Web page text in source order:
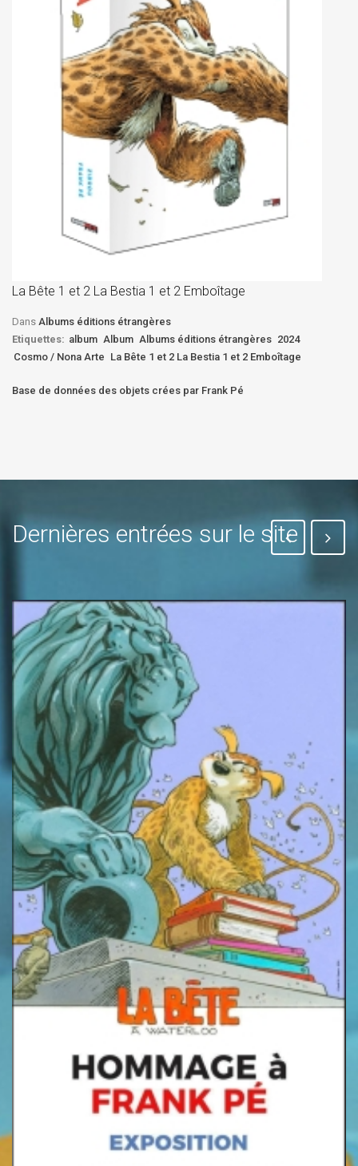
La Bête 1 et 2 La Bestia 1 et 2 Emboîtage
Dans Albums éditions étrangères
Etiquettes: album Album Albums éditions étrangères 2024
Cosmo / Nona Arte La Bête 1 et 2 La Bestia 1 et 2 Emboîtage
Base de données des objets crées par Frank Pé
Dernières entrées sur le site